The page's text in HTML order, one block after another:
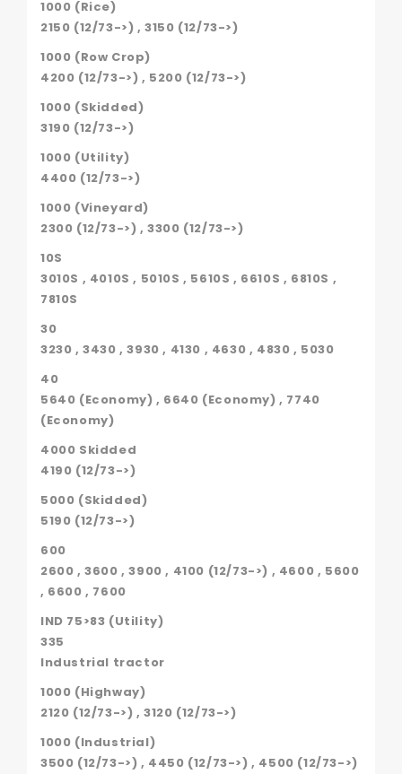
1000 (Rice)
2150 (12/73->) , 3150 (12/73->)
1000 (Row Crop)
4200 (12/73->) , 5200 (12/73->)
1000 (Skidded)
3190 (12/73->)
1000 (Utility)
4400 (12/73->)
1000 (Vineyard)
2300 (12/73->) , 3300 (12/73->)
10S
3010S , 4010S , 5010S , 5610S , 6610S , 6810S ,
7810S
30
3230 , 3430 , 3930 , 4130 , 4630 , 4830 , 5030
40
5640 (Economy) , 6640 (Economy) , 7740
(Economy)
4000 Skidded
4190 (12/73->)
5000 (Skidded)
5190 (12/73->)
600
2600 , 3600 , 3900 , 4100 (12/73->) , 4600 , 5600
, 6600 , 7600
IND 75>83 (Utility)
335
Industrial tractor
1000 (Highway)
2120 (12/73->) , 3120 (12/73->)
1000 (Industrial)
3500 (12/73->) , 4450 (12/73->) , 4500 (12/73->)